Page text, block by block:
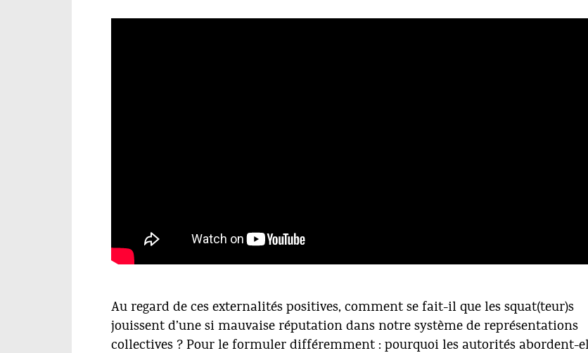
Au regard de ces externalités positives, comment se fait-il que les squat(teur)s
jouissent d’une si mauvaise réputation dans notre système de représentations
collectives ? Pour le formuler différemment : pourquoi les autorités abordent-